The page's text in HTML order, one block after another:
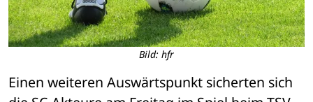
Bild: hfr
Einen weiteren Auswärtspunkt sicherten sich